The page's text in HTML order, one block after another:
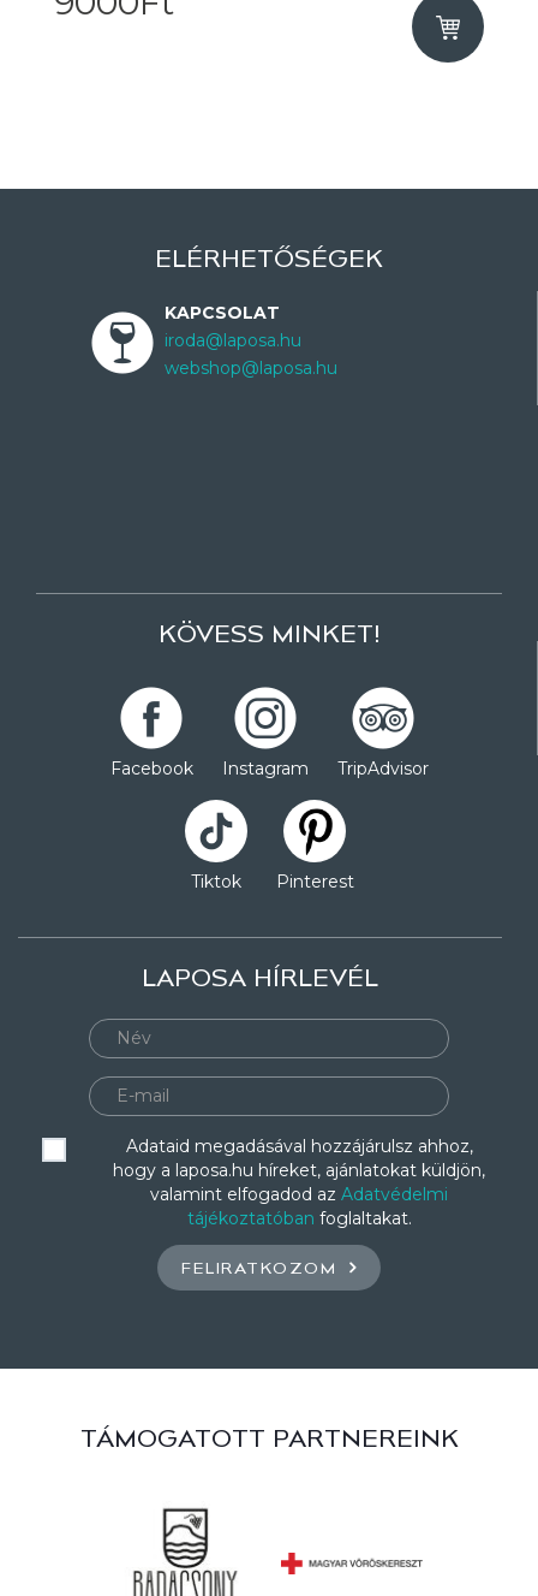
ELÉRHETŐSÉGEK
KAPCSOLAT
iroda@laposa.hu
webshop@laposa.hu
KÖVESS MINKET!
Facebook Instagram TripAdvisor
Tiktok Pinterest
LAPOSA HÍRLEVÉL
Adataid megadásával hozzájárulsz ahhoz,
hogy a laposa.hu híreket, ajánlatokat küldjön,
valamint elfogadod az Adatvédelmi
tájékoztatóban foglaltakat.
FELIRATKOZOM
TÁMOGATOTT PARTNEREINK